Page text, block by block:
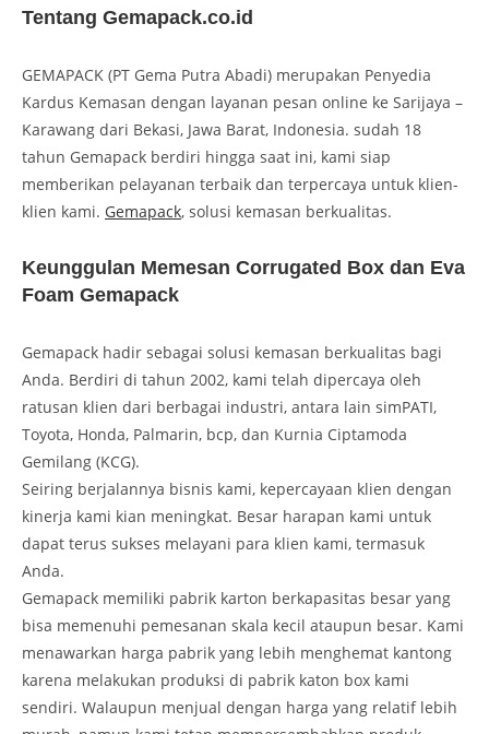
Tentang Gemapack.co.id
GEMAPACK (PT Gema Putra Abadi) merupakan Penyedia
Kardus Kemasan dengan layanan pesan online ke Sarijaya –
Karawang dari Bekasi, Jawa Barat, Indonesia. sudah 18
tahun Gemapack berdiri hingga saat ini, kami siap
memberikan pelayanan terbaik dan terpercaya untuk klien-
klien kami. Gemapack, solusi kemasan berkualitas.
Keunggulan Memesan Corrugated Box dan Eva
Foam Gemapack
Gemapack hadir sebagai solusi kemasan berkualitas bagi
Anda. Berdiri di tahun 2002, kami telah dipercaya oleh
ratusan klien dari berbagai industri, antara lain simPATI,
Toyota, Honda, Palmarin, bcp, dan Kurnia Ciptamoda
Gemilang (KCG).
Seiring berjalannya bisnis kami, kepercayaan klien dengan
kinerja kami kian meningkat. Besar harapan kami untuk
dapat terus sukses melayani para klien kami, termasuk
Anda.
Gemapack memiliki pabrik karton berkapasitas besar yang
bisa memenuhi pemesanan skala kecil ataupun besar. Kami
menawarkan harga pabrik yang lebih menghemat kantong
karena melakukan produksi di pabrik katon box kami
sendiri. Walaupun menjual dengan harga yang relatif lebih